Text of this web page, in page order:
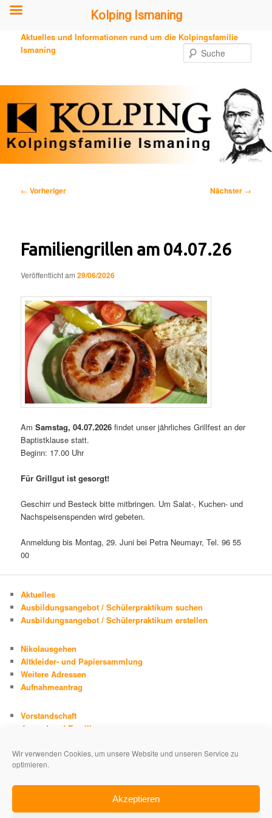
Wir verwenden Cookies, um unsere Website und unseren Service zu
optimieren.
Akzeptieren
primären
Aktuelles und Informationen rund um die Kolpingsfamilie
Ismaning
Beitragsnavigation
← Vorheriger Nächster →
Familiengrillen am 04.07.26
Veröffentlicht am29/06/2026
AmSamstag, 04.07.2026 findet unser jährliches Grillfest an der
Baptistklause statt.
Beginn: 17.00 Uhr
Für Grillgut ist gesorgt!
Geschirr und Besteck bitte mitbringen. Um Salat-, Kuchen- und
Nachspeisenspenden wird gebeten.
Anmeldung bis Montag, 29. Juni bei Petra Neumayr, Tel. 96 55
00
Aktuelles
Ausbildungsangebot / Schülerpraktikum suchen
Ausbildungsangebot / Schülerpraktikum erstellen
Nikolausgehen
Altkleider- und Papiersammlung
Weitere Adressen
Aufnahmeantrag
Vorstandschaft
Jugend und Familie
Adolph Kolping
Impressum
Kolping Ismaning